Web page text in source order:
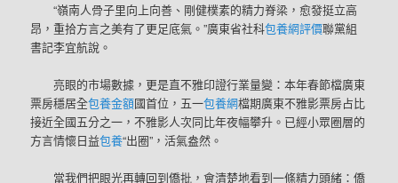
“嶺南人骨子里向上向善、剛健樸素的精力脊梁，愈發挺立高
昂，重拾方言之美有了更足底氣。”廣東省社科包養網評價聯黨組
書記李宜航說。
亮眼的市場數據，更是直不雅印證行業量變：本年春節檔廣東
票房穩居全包養金額國首位，五一包養網檔期廣東不雅影票房占比
接近全國五分之一，不雅影人次同比年夜幅攀升。已經小眾圈層的
方言情懷日益包養“出圈”，活氣盎然。
當我們把眼光再轉回到僑批，會清楚地看到一條精力頭緒：僑